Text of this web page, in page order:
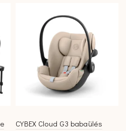
CYBEX Cloud G3 babaülés